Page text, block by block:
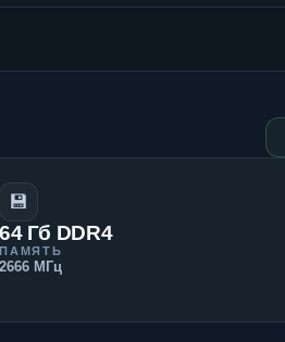
💾
64 Гб DDR4
ПАМЯТЬ
2666 МГц